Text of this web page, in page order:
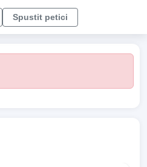
Spustit petici